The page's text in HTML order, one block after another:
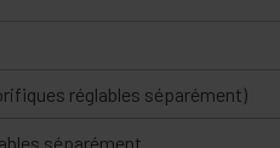
réglables séparément)
séparément